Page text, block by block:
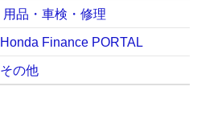
用品・車検・修理
Honda Finance PORTAL
その他